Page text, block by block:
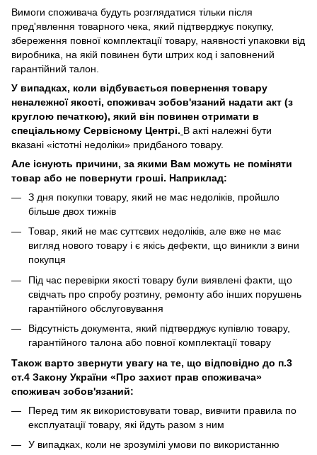
Вимоги споживача будуть розглядатися тільки після
пред'явлення товарного чека, який підтверджує покупку,
збереження повної комплектації товару, наявності упаковки від
виробника, на якій повинен бути штрих код і заповнений
гарантійний талон.
У випадках, коли відбувається повернення товару
неналежної якості, споживач зобов'язаний надати акт (з
круглою печаткою), який він повинен отримати в
спеціальному Сервісному Центрі. В акті належні бути
вказані «істотні недоліки» придбаного товару.
Але існують причини, за якими Вам можуть не поміняти
товар або не повернути гроші. Наприклад:
З дня покупки товару, який не має недоліків, пройшло
більше двох тижнів
Товар, який не має суттєвих недоліків, але вже не має
вигляд нового товару і є якісь дефекти, що виникли з вини
покупця
Під час перевірки якості товару були виявлені факти, що
свідчать про спробу розтину, ремонту або інших порушень
гарантійного обслуговування
Відсутність документа, який підтверджує купівлю товару,
гарантійного талона або повної комплектації товару
Також варто звернути увагу на те, що відповідно до п.3
ст.4 Закону України «Про захист прав споживача»
споживач зобов'язаний:
Перед тим як використовувати товар, вивчити правила по
експлуатації товару, які йдуть разом з ним
У випадках, коли не зрозумілі умови по використанню